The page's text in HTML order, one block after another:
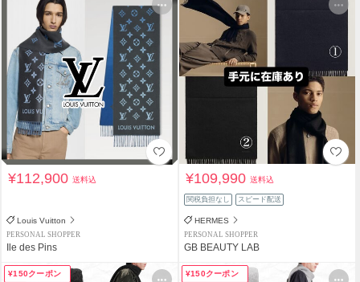
¥112,900送料込
Louis Vuitton
PERSONAL SHOPPER
Ile des Pins
¥109,990送料込
関税負担なし スピード配送
HERMES
PERSONAL SHOPPER
GB BEAUTY LAB
¥150クーポン ¥150クーポン